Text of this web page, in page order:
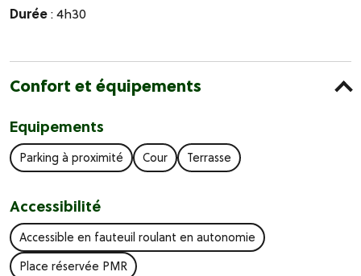
Durée: 4h30
Confort et équipements
Equipements
Parking à proximité Cour Terrasse
Accessibilité
Accessible en fauteuil roulant en autonomie
Place réservée PMR